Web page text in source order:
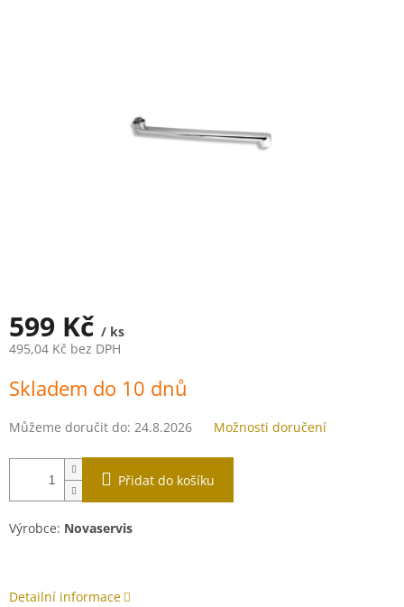
599 Kč / ks
495,04 Kč bez DPH
cena:
Skladem do 10 dnů
Můžeme doručit do: 24.8.2026 Možnosti doručení
Přidat do košíku
Výrobce: Novaservis
Detailní informace